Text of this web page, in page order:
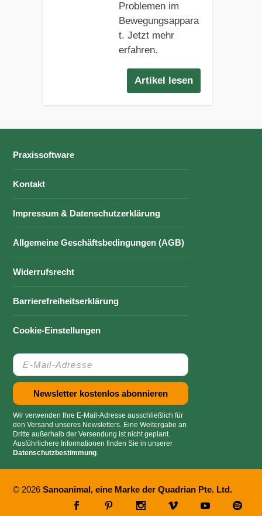
Problemen im
Bewegungsappara
t. Jetzt mehr
erfahren.
Artikel lesen
Praxissoftware
Kontakt
Impressum & Datenschutzerklärung
Allgemeine Geschäftsbedingungen (AGB)
Widerrufsrecht
Barrierefreiheitserklärung
Cookie-Einstellungen
Wir verwenden Ihre E-Mail-Adresse ausschließlich für
den Versand unseres Newsletters. Eine Weitergabe an
Dritte außerhalb der Versendung ist nicht geplant.
Ausführlichere Informationen finden Sie in unserer
Datenschutzbestimmung
© 2026Sanoanimal, eine Marke der Quadrian Pte. Ltd.